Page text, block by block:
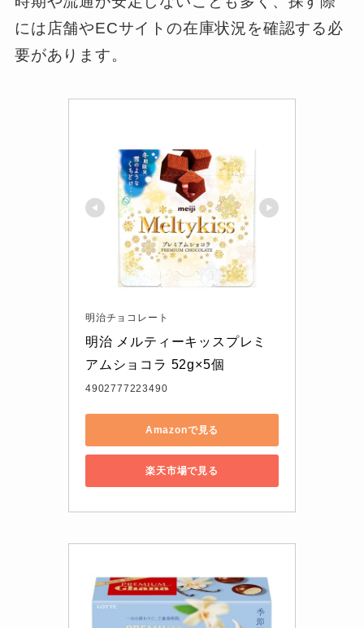
には店舗やECサイトの在庫状況を確認する必
要があります。
明治チョコレート
明治 メルティーキッスプレミ
アムショコラ 52g×5個
4902777223490
Amazonで見る
楽天市場で見る